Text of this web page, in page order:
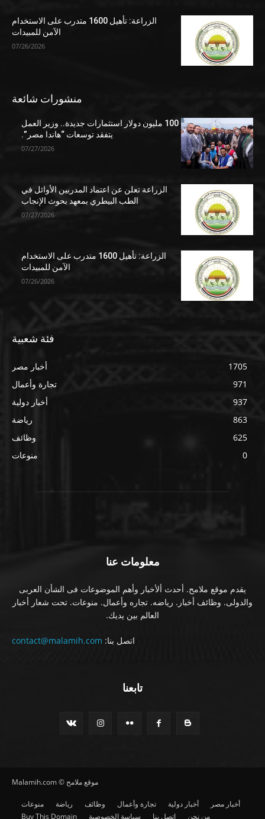
الزراعة: تأهيل 1600 متدرب على الاستخدام
الآمن للمبيدات
07/26/2026
منشورات شائعة
100 مليون دولار استثمارات جديدة.. وزير العمل
يتفقد توسعات “هاندا مصر”.
07/27/2026
الزراعة تعلن عن اعتماد المدربين الأوائل في
الطب البيطري بمعهد بحوث الإنجاب
07/27/2026
الزراعة: تأهيل 1600 متدرب على الاستخدام
الآمن للمبيدات
07/26/2026
فئة شعبية
أخبار مصر
1705
تجارة وأعمال
971
أخبار دولية
937
رياضة
863
وظائف
625
منوعات
0
معلومات عنا
يقدم موقع ملامح. أحدث ألأخبار وأهم الموضوعات فى الشأن العربى
والدولى. وظائف أخبار. رياضه. تجاره وأعمال. منوعات. تحت شعار أخبار
العالم بين يديك.
اتصل بنا: contact@malamih.com
تابعنا
موقع ملامح © Malamih.com
أخبار مصر أخبار دولية تجارة وأعمال وظائف رياضة
منوعات
من نحن
اتصل بنا سياسة الخصوصية Buy This Domain